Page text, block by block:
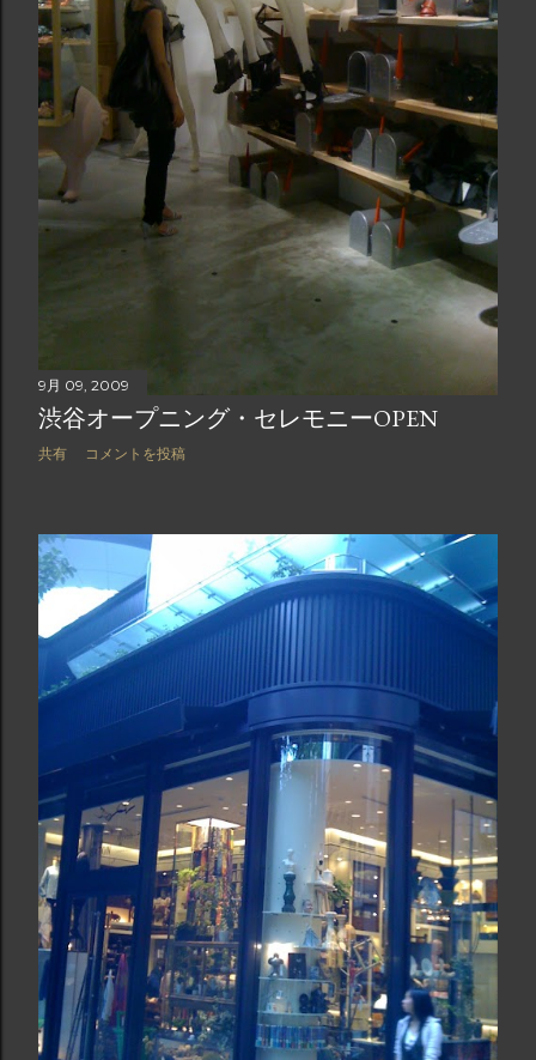
9月 09, 2009
渋谷オープニング・セレモニーOPEN
共有 コメントを投稿